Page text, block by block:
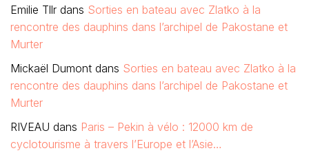
Emilie Tllr dans Sorties en bateau avec Zlatko à la
rencontre des dauphins dans l’archipel de Pakostane et
Murter
Mickaël Dumont dans Sorties en bateau avec Zlatko à la
rencontre des dauphins dans l’archipel de Pakostane et
Murter
RIVEAU dans Paris – Pekin à vélo : 12000 km de
cyclotourisme à travers l’Europe et l’Asie…